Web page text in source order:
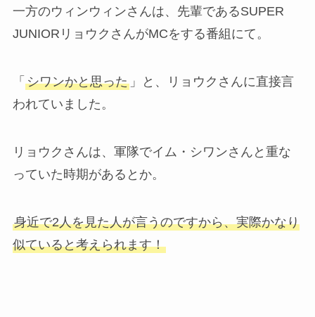
一方のウィンウィンさんは、先輩であるSUPER
JUNIORリョウクさんがMCをする番組にて。
「 シワンかと思った」と、リョウクさんに直接言
われていました。
リョウクさんは、軍隊でイム・シワンさんと重な
っていた時期があるとか。
身近で2人を見た人が言うのですから、実際かなり
似ていると考えられます！